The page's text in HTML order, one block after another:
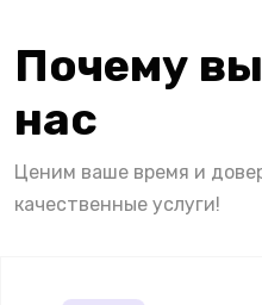
Почему
нас
Ценим ваше время и
качественные услуги!